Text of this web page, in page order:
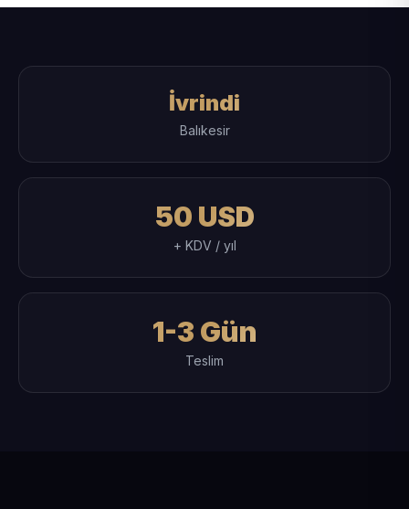
İvrindi
Balıkesir
50 USD
+ KDV / yıl
1-3 Gün
Teslim